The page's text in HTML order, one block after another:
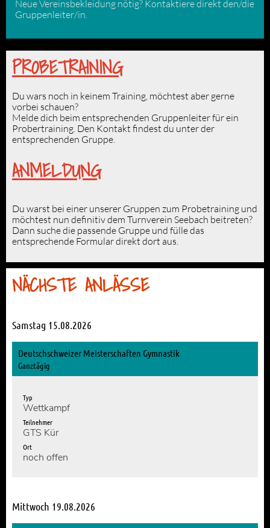
Neue Vereinsbekleidung nötig? Kontaktiere direkt den/die
Gruppenleiter/in.
PROBETRAINING
Du wars noch in keinem Training, möchtest aber gerne
vorbei schauen?
Melde dich beim entsprechenden Gruppenleiter für ein
Probertraining. Den Kontakt findest du unter der
entsprechenden Gruppe.
ANMELDUNG
Du warst bei einer unserer Gruppen zum Probetraining und
möchtest nun definitiv dem Turnverein Seebach beitreten?
Dann suche die passende Gruppe und fülle das
entsprechende Formular direkt dort aus.
NÄCHSTE ANLÄSSE
Samstag 15.08.2026
Deutschschweizer Meisterschaften Gymnastik
Ganztägig
Typ
Wettkampf
Teilnehmer
GTS Kür
Ort
noch offen
Mittwoch 19.08.2026